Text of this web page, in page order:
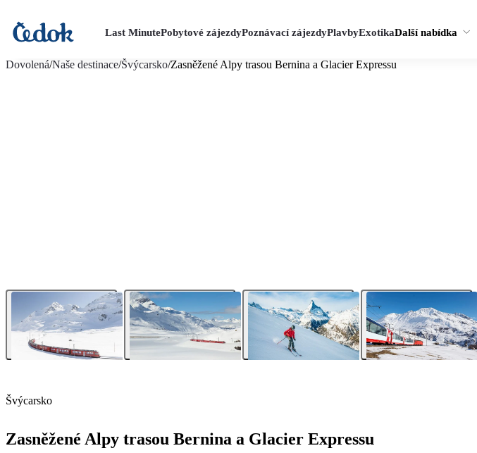
Last MinutePobytové zájezdyPoznávací zájezdyPlavbyExotikaDalší nabídka
Dovolená/Naše destinace/Švýcarsko/Zasněžené Alpy trasou Bernina a Glacier Expressu
Švýcarsko
Zasněžené Alpy trasou Bernina a Glacier Expressu